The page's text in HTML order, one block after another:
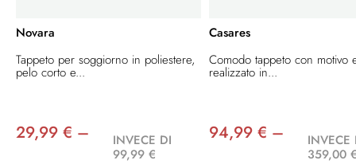
Novara
Tappeto per soggiorno in poliestere,
pelo corto e...
29,99 € –
INVECE DI
99,99 €
Casares
Comodo tappeto con motivo
realizzato in...
94,99 € –
INVECE
359,00